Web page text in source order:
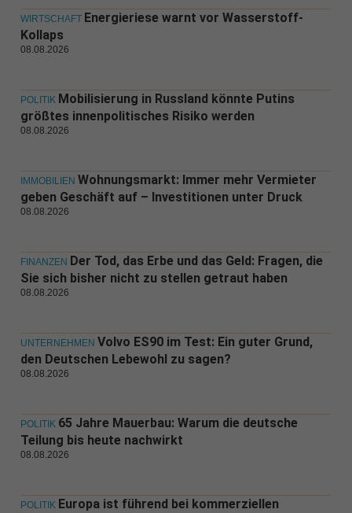
WIRTSCHAFT Energieriese warnt vor Wasserstoff-
Kollaps
08.08.2026
POLITIK Mobilisierung in Russland könnte Putins
größtes innenpolitisches Risiko werden
08.08.2026
IMMOBILIEN Wohnungsmarkt: Immer mehr Vermieter
geben Geschäft auf – Investitionen unter Druck
08.08.2026
FINANZEN Der Tod, das Erbe und das Geld: Fragen, die
Sie sich bisher nicht zu stellen getraut haben
08.08.2026
UNTERNEHMEN Volvo ES90 im Test: Ein guter Grund,
den Deutschen Lebewohl zu sagen?
08.08.2026
POLITIK 65 Jahre Mauerbau: Warum die deutsche
Teilung bis heute nachwirkt
08.08.2026
POLITIK Europa ist führend bei kommerziellen